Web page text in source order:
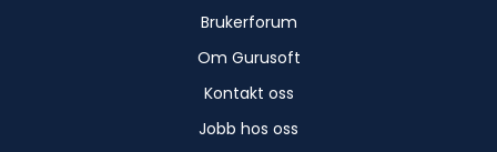
Brukerforum
Om Gurusoft
Kontakt oss
Jobb hos oss